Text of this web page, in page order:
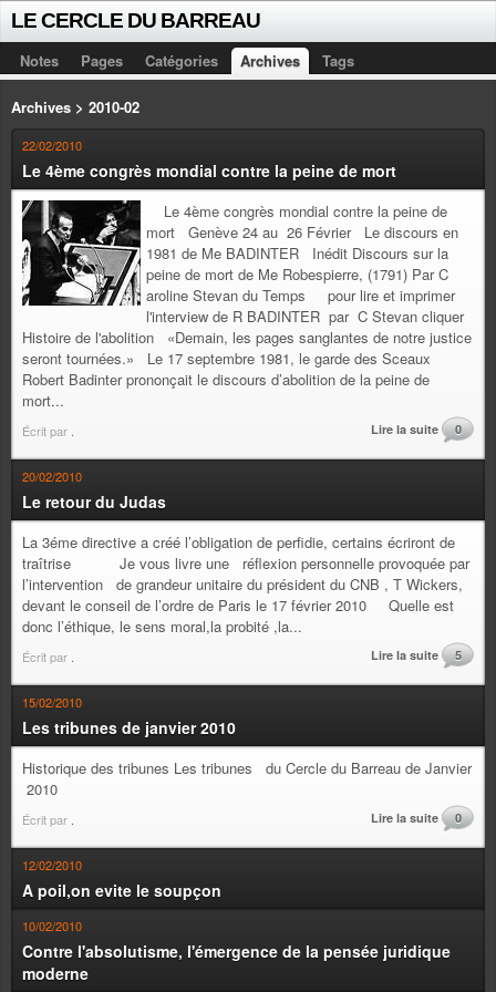
LE CERCLE DU BARREAU
Notes Pages Catégories Archives Tags
Archives > 2010-02
22/02/2010
Le 4ème congrès mondial contre la peine de mort
Le 4ème congrès mondial contre la peine de
mort Genève 24 au 26 Février Le discours en
1981 de Me BADINTER Inédit Discours sur la
peine de mort de Me Robespierre, (1791) Par C
aroline Stevan du Temps pour lire et imprimer
l'interview de R BADINTER par C Stevan cliquer
Histoire de l'abolition «Demain, les pages sanglantes de notre justice
seront tournées.» Le 17 septembre 1981, le garde des Sceaux
Robert Badinter prononçait le discours d’abolition de la peine de
mort...
Écrit par Lire la suite 0
20/02/2010
Le retour du Judas
La 3éme directive a créé l’obligation de perfidie, certains écriront de
traîtrise Je vous livre une réflexion personnelle provoquée par
l’intervention de grandeur unitaire du président du CNB , T Wickers,
devant le conseil de l’ordre de Paris le 17 février 2010 Quelle est
donc l’éthique, le sens moral,la probité ,la...
Écrit par Lire la suite 5
15/02/2010
Les tribunes de janvier 2010
Historique des tribunes Les tribunes du Cercle du Barreau de Janvier
2010
Écrit par Lire la suite 0
12/02/2010
A poil,on evite le soupçon
10/02/2010
Contre l'absolutisme, l'émergence de la pensée juridique
moderne